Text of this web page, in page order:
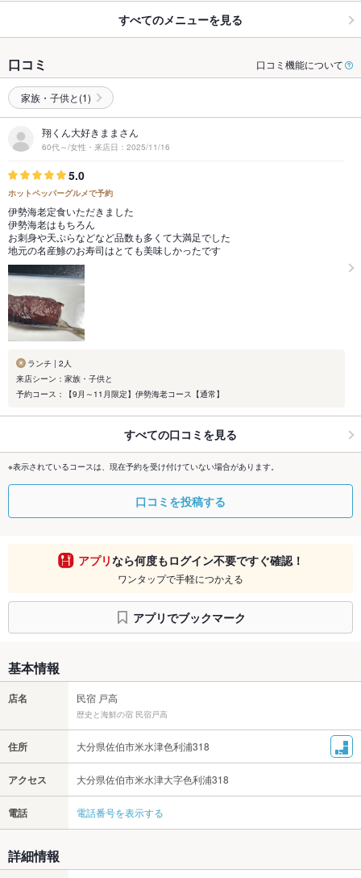
すべてのメニューを見る
口コミ 口コミ機能について
家族・子供と(1)
翔くん大好きままさん
60代～/女性・来店日：2025/11/16
5.0
ホットペッパーグルメで予約
伊勢海老定食いただきました
伊勢海老はもちろん
お刺身や天ぷらなどなど品数も多くて大満足でした
地元の名産鯵のお寿司はとても美味しかったです
ランチ | 2人
来店シーン：家族・子供と
予約コース：【9月～11月限定】伊勢海老コース【通常】
すべての口コミを見る
※表示されているコースは、現在予約を受け付けていない場合があります。
口コミを投稿する
アプリなら何度もログイン不要ですぐ確認！
ワンタップで手軽につかえる
アプリでブックマーク
基本情報
店名 民宿 戸高
歴史と海鮮の宿 民宿戸高
住所 大分県佐伯市米水津色利浦318
アクセス 大分県佐伯市米水津大字色利浦318
電話 電話番号を表示する
詳細情報